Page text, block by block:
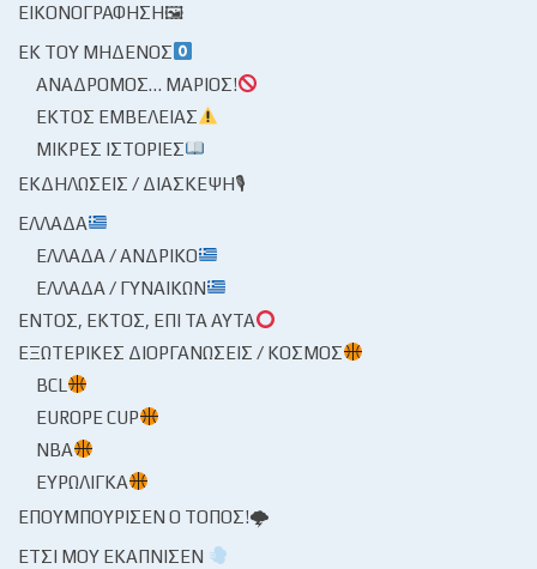
ΕΙΚΟΝΟΓΡΆΦΗΣΗ🖼
ΕΚ ΤΟΥ ΜΗΔΕΝΌΣ
ΑΝΆΔΡΟΜΟΣ… ΜΆΡΙΟΣ!
ΕΚΤΌΣ ΕΜΒΈΛΕΙΑΣ
ΜΙΚΡΈΣ ΙΣΤΟΡΊΕΣ
ΕΚΔΗΛΏΣΕΙΣ / ΔΙΆΣΚΕΨΗ🎙
ΕΛΛΆΔΑ
ΕΛΛΆΔΑ / ΑΝΔΡΙΚΌ
ΕΛΛΆΔΑ / ΓΥΝΑΙΚΏΝ
ΕΝΤΌΣ, ΕΚΤΌΣ, ΕΠΊ ΤΑ ΑΥΤΆ
ΕΞΩΤΕΡΙΚΈΣ ΔΙΟΡΓΑΝΏΣΕΙΣ / ΚΌΣΜΟΣ
BCL
EUROPE CUP
NBA
ΕΥΡΩΛΊΓΚΑ
ΕΠΟΥΜΠΟΎΡΙΣΕΝ Ο ΤΌΠΟΣ!🌩
ΈΤΣΙ ΜΟΥ ΕΚΆΠΝΙΣΕΝ